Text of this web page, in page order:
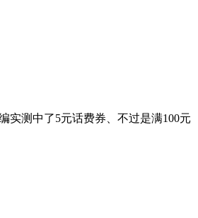
实测中了5元话费券、不过是满100元